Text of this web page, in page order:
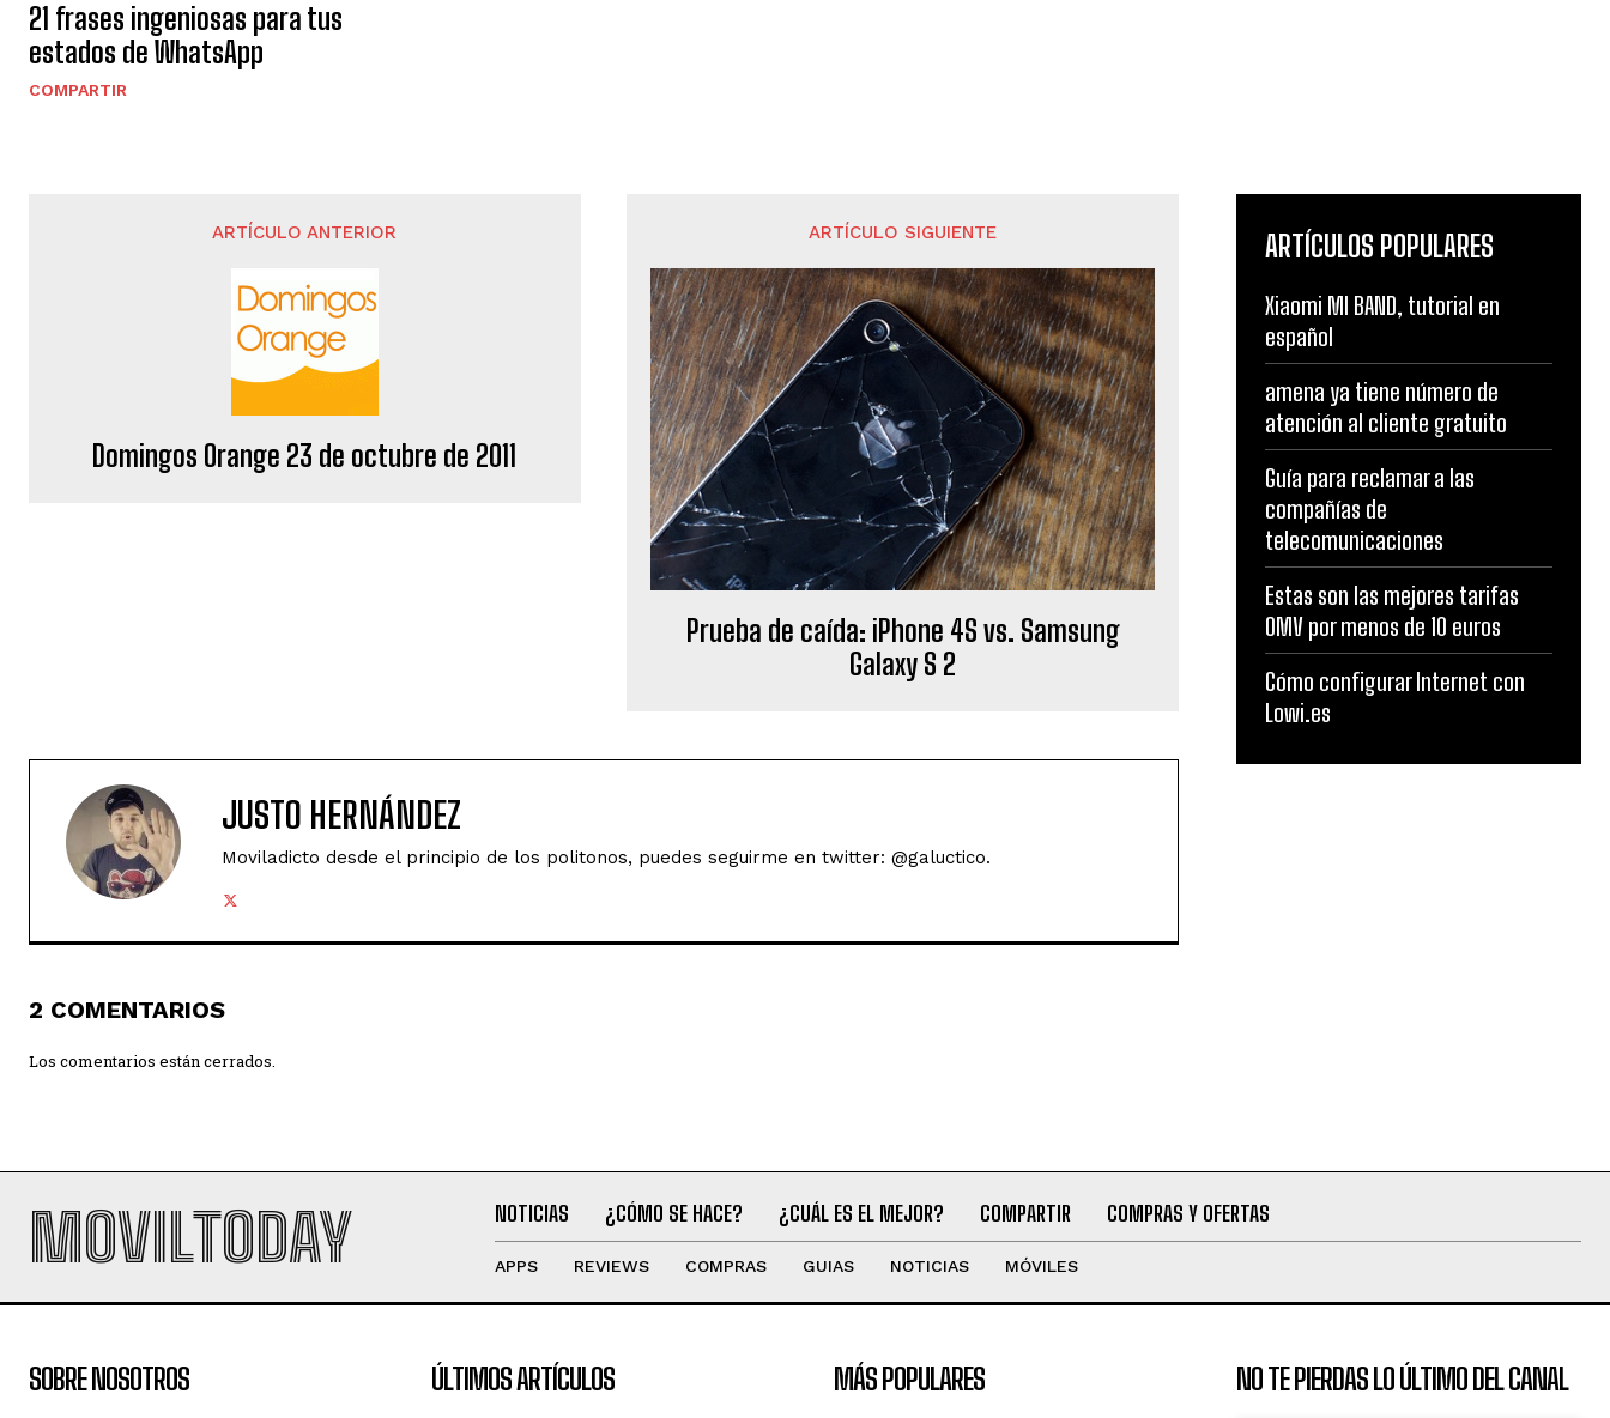
21 frases ingeniosas para tus
estados de WhatsApp
COMPARTIR
ARTÍCULO ANTERIOR
Domingos Orange 23 de octubre de 2011
ARTÍCULO SIGUIENTE
Prueba de caída: iPhone 4S vs. Samsung
Galaxy S 2
JUSTO HERNÁNDEZ
Moviladicto desde el principio de los politonos, puedes seguirme en twitter: @galuctico.
2 COMENTARIOS
Los comentarios están cerrados.
ARTÍCULOS POPULARES
Xiaomi MI BAND, tutorial en
español
amena ya tiene número de
atención al cliente gratuito
Guía para reclamar a las
compañías de
telecomunicaciones
Estas son las mejores tarifas
OMV por menos de 10 euros
Cómo configurar Internet con
Lowi.es
MOVILTODAY NOTICIAS ¿CÓMO SE HACE? ¿CUÁL ES EL MEJOR? COMPARTIR COMPRAS Y OFERTAS
APPS REVIEWS COMPRAS GUIAS NOTICIAS MÓVILES
SOBRE NOSOTROS ÚLTIMOS ARTÍCULOS MÁS POPULARES NO TE PIERDAS LO ÚLTIMO DEL CANAL